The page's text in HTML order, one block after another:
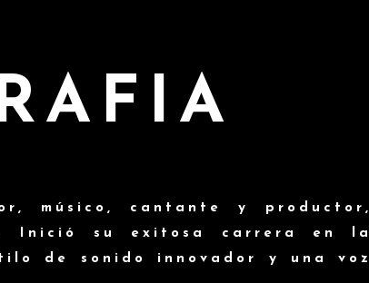
músico, cantante y productor,
Inició su exitosa carrera en la
de sonido innovador y una voz